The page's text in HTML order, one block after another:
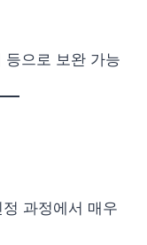
등으로 보완 가능
과정에서 매우